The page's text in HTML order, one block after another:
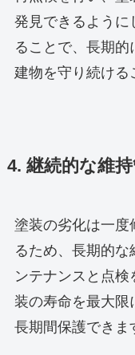
発見できるように
ることで、長期
建物を守り続ける
4. 継続的な維
塗装の劣化は一度
るため、長期的な
ンテナンスと点
装の寿命を最大限
長期間保護できま